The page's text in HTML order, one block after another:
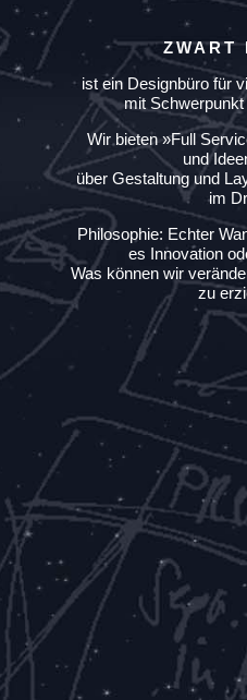
ZWART
ist ein Designbüro für
mit
Wir bieten »Full
und
über Gestaltung und
im
Philosophie: Echter
es Innovation
Was können wir
zu